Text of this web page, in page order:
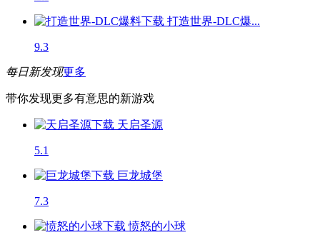
打造世界-DLC爆...
9.3
每日新发现更多
带你发现更多有意思的新游戏
天启圣源
5.1
巨龙城堡
7.3
愤怒的小球